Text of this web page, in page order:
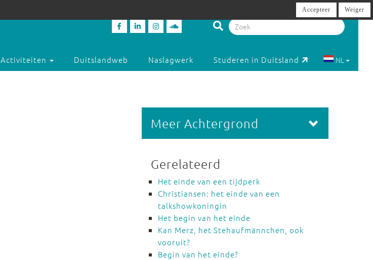
Activiteiten Duitslandweb Naslagwerk Studeren in Duitsland NL
Meer Achtergrond
Gerelateerd
Het einde van een tijdperk
Christiansen: het einde van een
talkshowkoningin
Het begin van het einde
Kan Merz, het Stehaufmännchen, ook
vooruit?
Begin van het einde?
Accepteer Weiger